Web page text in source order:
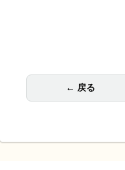
← 戻る